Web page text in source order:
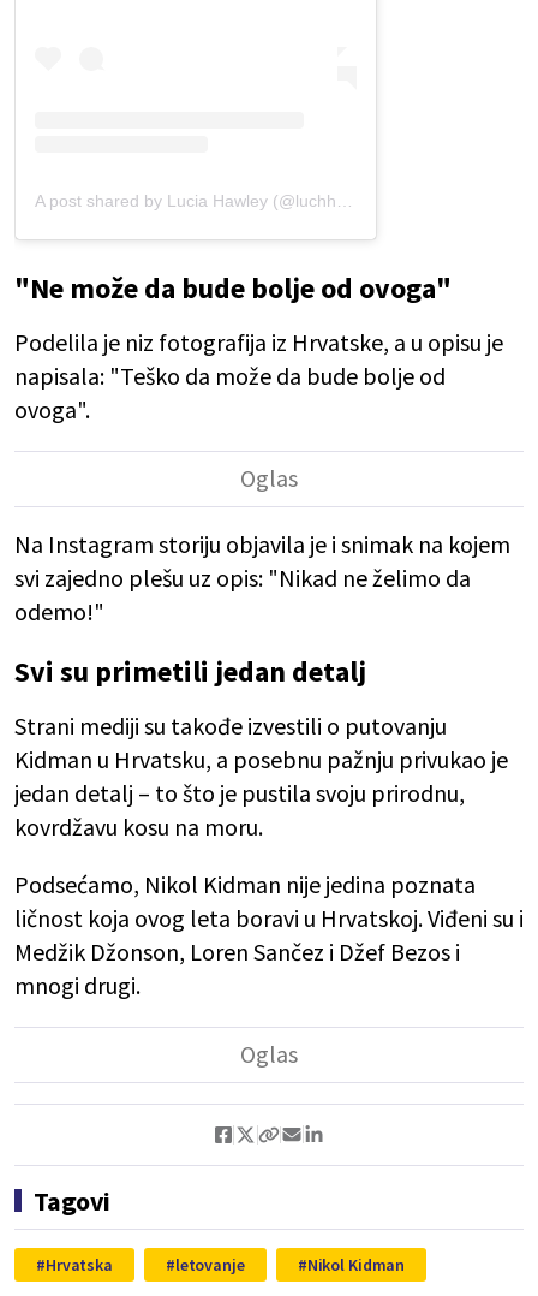
"Ne može da bude bolje od ovoga"
Podelila je niz fotografija iz Hrvatske, a u opisu je
napisala: "Teško da može da bude bolje od
ovoga".
Na Instagram storiju objavila je i snimak na kojem
svi zajedno plešu uz opis: "Nikad ne želimo da
odemo!"
Svi su primetili jedan detalj
Strani mediji su takođe izvestili o putovanju
Kidman u Hrvatsku, a posebnu pažnju privukao je
jedan detalj – to što je pustila svoju prirodnu,
kovrdžavu kosu na moru.
Podsećamo, Nikol Kidman nije jedina poznata
ličnost koja ovog leta boravi u Hrvatskoj. Viđeni su i
Medžik Džonson, Loren Sančez i Džef Bezos i
mnogi drugi.
Tagovi
Hrvatska letovanje Nikol Kidman